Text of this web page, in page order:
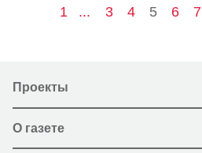
1 ... 3 4 5 6 7
Проекты
О газете